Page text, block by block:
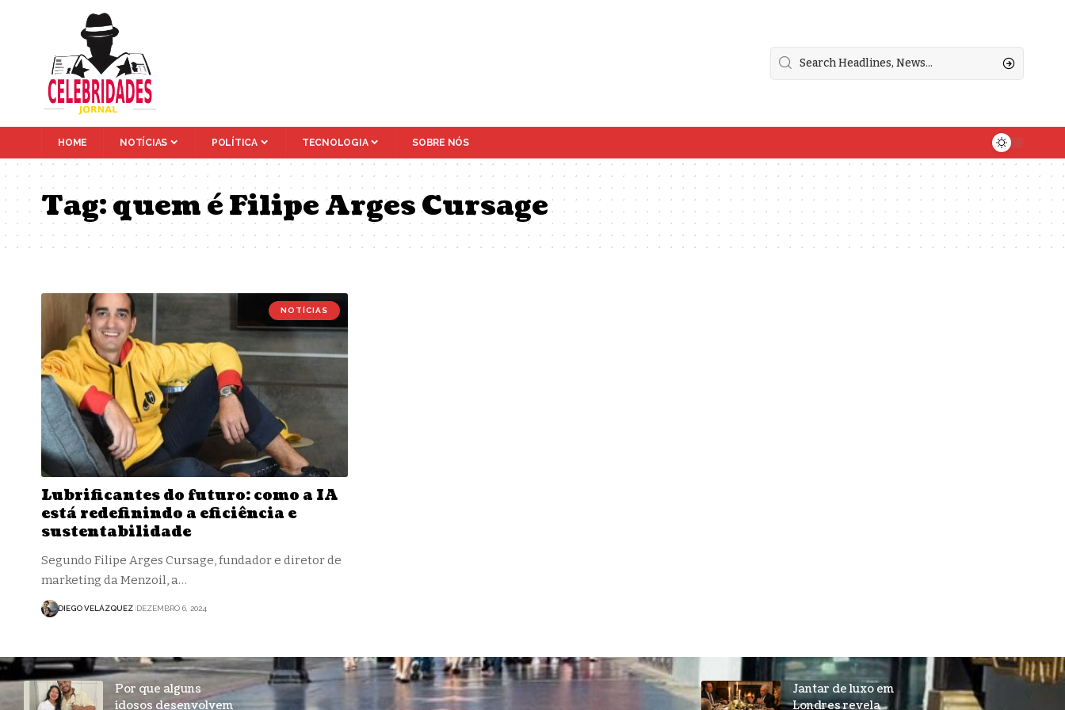
HOME NOTÍCIAS POLÍTICA TECNOLOGIA SOBRE NÓS
Tag:quem é Filipe Arges Cursage
NOTÍCIAS
Lubrificantes do futuro: como a IA
está redefinindo a eficiência e
sustentabilidade
Segundo Filipe Arges Cursage, fundador e diretor de
marketing da Menzoil, a…
DIEGO VELÁZQUEZ DEZEMBRO 6, 2024
Por que alguns
idosos desenvolvem
Jantar de luxo em
Londres revela